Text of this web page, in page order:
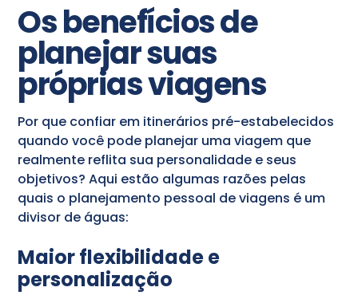
Os benefícios de
planejar suas
próprias viagens
Por que confiar em itinerários pré-estabelecidos
quando você pode planejar uma viagem que
realmente reflita sua personalidade e seus
objetivos? Aqui estão algumas razões pelas
quais o planejamento pessoal de viagens é um
divisor de águas:
Maior flexibilidade e
personalização